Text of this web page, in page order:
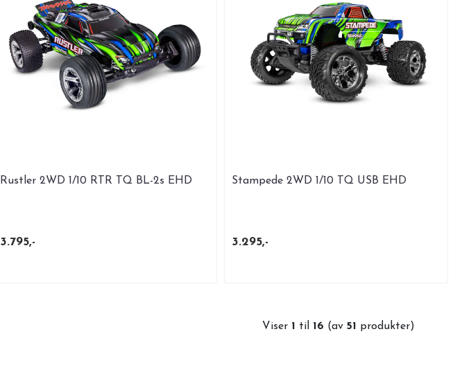
Rustler 2WD 1/10 RTR TQ BL-2s EHD
3.795,-
Stampede 2WD 1/10 TQ USB EHD
3.295,-
Viser 1 til 16 (av 51 produkter)